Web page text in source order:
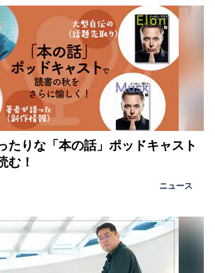
たりな「本の話」ポッドキャスト
む！
ニュース